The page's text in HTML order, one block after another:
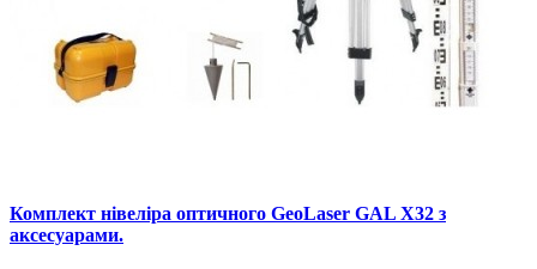
Комплект нівеліра оптичного GeoLaser GAL Х32 з
аксесуарами.